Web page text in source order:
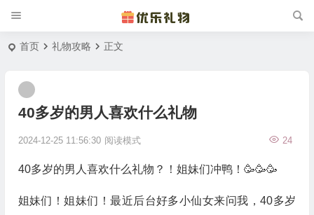
首页 礼物攻略 正文
40多岁的男人喜欢什么礼物
2024-12-25 11:56:30 24
阅读模式
40多岁的男人喜欢什么礼物？！姐妹们冲鸭！🥳🥳🥳
姐妹们！姐妹们！最近后台好多小仙女来问我，40多岁